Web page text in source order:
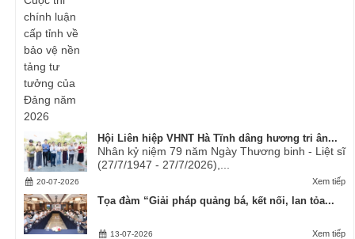
Hội Liên hiệp VHNT Hà Tĩnh dâng hương tri ân...
Nhân kỷ niệm 79 năm Ngày Thương binh - Liệt sĩ
(27/7/1947 - 27/7/2026),...
Xem tiếp
20-07-2026
Tọa đàm “Giải pháp quảng bá, kết nối, lan tỏa...
Xem tiếp
13-07-2026